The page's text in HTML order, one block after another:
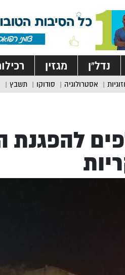
נדל”ן מגזין
אסטרולוגיה סודוקו תשבץ